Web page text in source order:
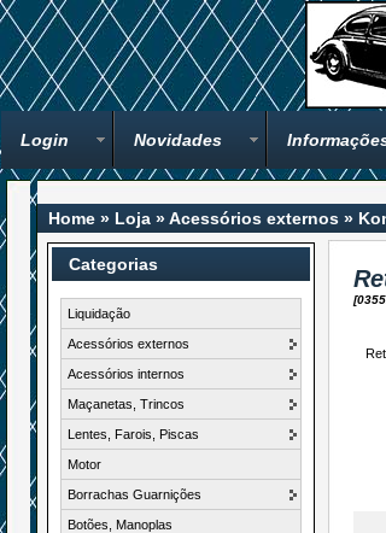
Login Novidades
Home » Loja »Acessórios externos »
Categorias
Liquidação
Acessórios externos
Acessórios internos
Maçanetas, Trincos
Lentes, Farois, Piscas
Motor
Borrachas Guarnições
Botões, Manoplas